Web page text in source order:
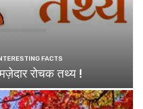
FACTS
रोचक तथ्य !